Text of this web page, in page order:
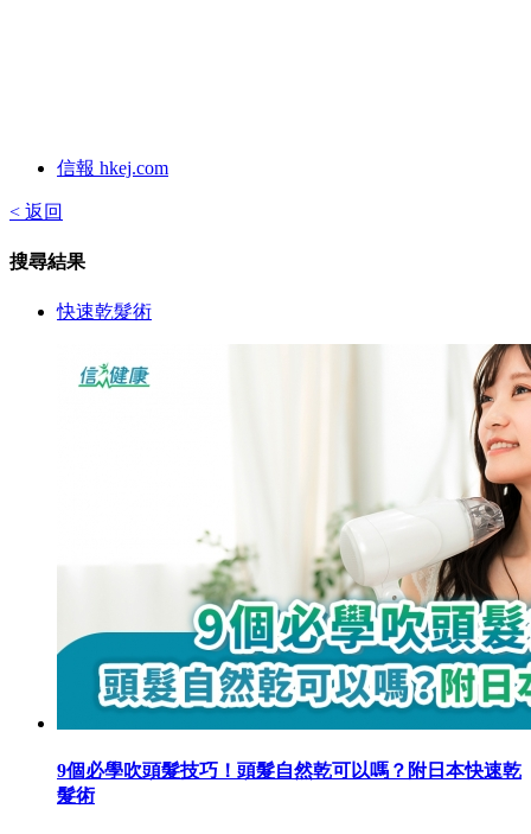
信報 hkej.com
< 返回
搜尋結果
快速乾髮術
9個必學吹頭髮技巧！頭髮自然乾可以嗎？附日本快速乾
髮術